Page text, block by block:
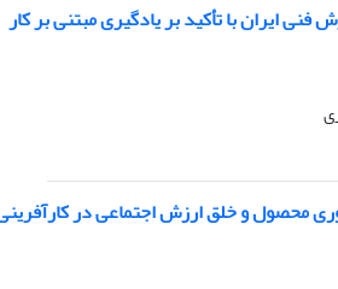
ایران با تأکید بر یادگیری مبتنی بر کار
محصول و خلق ارزش اجتماعی در